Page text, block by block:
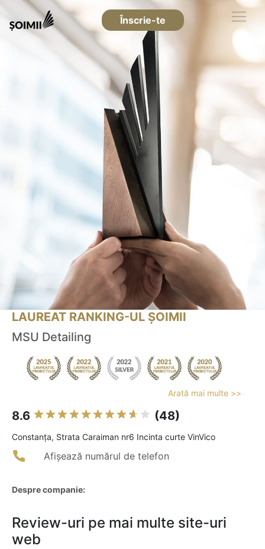
Înscrie-te
LAUREAT RANKING-UL ȘOIMII
MSU Detailing
Arată mai multe >>
8.6 (48)
Constanţa, Strata Caraiman nr6 Incinta curte VinVico
Afișează numărul de telefon
Despre companie:
Review-uri pe mai multe site-uri
web